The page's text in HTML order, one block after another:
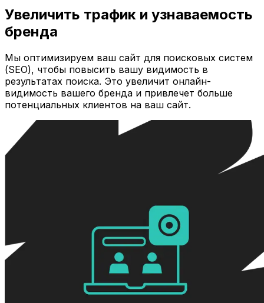
Увеличить трафик и узнаваемость
бренда
Мы оптимизируем ваш сайт для поисковых систем
(SEO), чтобы повысить вашу видимость в
результатах поиска. Это увеличит онлайн-
видимость вашего бренда и привлечет больше
потенциальных клиентов на ваш сайт.